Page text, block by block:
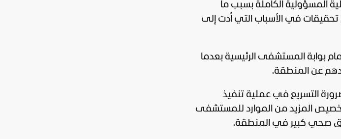
المسؤولية الكاملة بسبب ما
تحقيقات في الأسباب التي أدت إلى
بوابة المستشفى الرئيسية بعدما
عن المنطقة.
التسريع في عملية تنفيذ
المزيد من الموارد للمستشفى
صحي كبير في المنطقة.